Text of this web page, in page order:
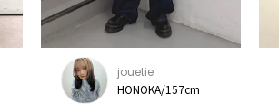
jouetie
HONOKA/157cm